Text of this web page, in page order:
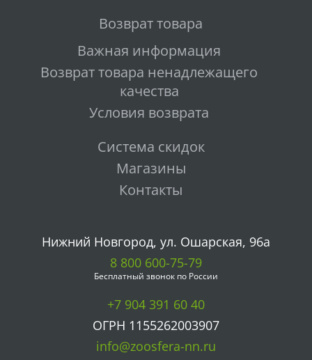
Возврат товара
Важная информация
Возврат товара ненадлежащего
качества
Условия возврата
Система скидок
Магазины
Контакты
Нижний Новгород, ул. Ошарская, 96а
8 800 600-75-79
Бесплатный звонок по России
+7 904 391 60 40
ОГРН 1155262003907
info@zoosfera-nn.ru